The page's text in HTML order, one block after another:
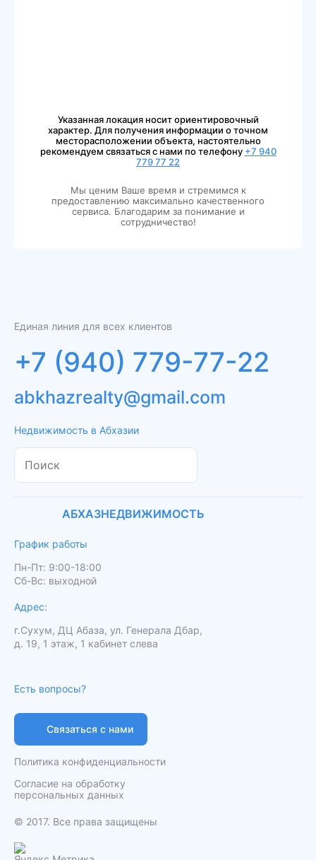
Указанная локация носит ориентировочный
характер. Для получения информации о точном
месторасположении объекта, настоятельно
рекомендуем связаться с нами по телефону +7 940
779 77 22
Мы ценим Ваше время и стремимся к
предоставлению максимально качественного
сервиса. Благодарим за понимание и
сотрудничество!
Единая линия для всех клиентов
+7 (940) 779-77-22
Недвижимость в Абхазии
abkhazrealty@gmail.com
АБХАЗНЕДВИЖИМОСТЬ
График работы
Пн-Пт: 9:00-18:00
Сб-Вс: выходной
Адрес:
г.Сухум, ДЦ Абаза, ул. Генерала Дбар,
д. 19, 1 этаж, 1 кабинет слева
Политика конфиденциальности
Согласие на обработку
персональных данных
️© 2017. Все права защищены
Есть вопросы?
Связаться с нами